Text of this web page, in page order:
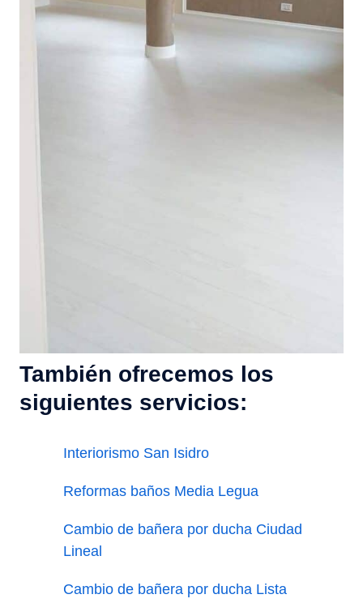
También ofrecemos los
siguientes servicios:
Interiorismo San Isidro
Reformas baños Media Legua
Cambio de bañera por ducha Ciudad
Lineal
Cambio de bañera por ducha Lista